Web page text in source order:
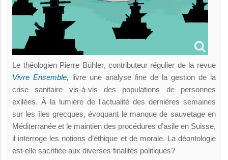
Le théologien Pierre Bühler, contributeur régulier de la revue
Vivre Ensemble, livre une analyse fine de la gestion de la
crise sanitaire vis-à-vis des populations de personnes
exilées. À la lumière de l'actualité des dernières semaines
sur les îles grecques, évoquant le manque de sauvetage en
Méditerranée et le maintien des procédures d’asile en Suisse,
il interroge les notions d’éthique et de morale. La déontologie
est-elle sacrifiée aux diverses finalités politiques?